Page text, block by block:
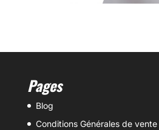
Pages
Blog
Conditions Générales de vente